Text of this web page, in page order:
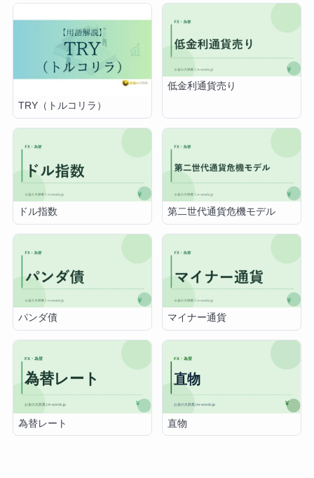
TRY（トルコリラ）
低金利通貨売り
ドル指数 第二世代通貨危機モデル
パンダ債 マイナー通貨
為替レート 直物